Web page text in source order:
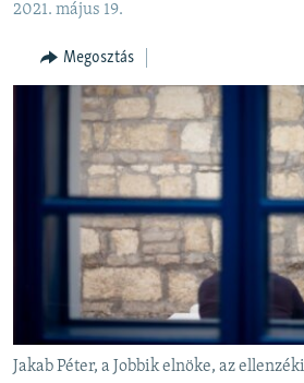
Ugrás
ELEMZŐ
NER15
SZABADON
TÁRSADALOM
DEMOKRÁCIA
A PÉNZ NYOMÁBAN
EURÓPAI UNIÓ
KLÍMAVÁLTOZÁS
A MÚLT TANULSÁGAI
2021. május 19.
Megosztás
Jakab Péter, a Jobbik elnöke, az